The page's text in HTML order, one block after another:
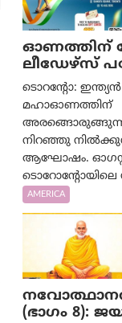
ഓണത്തിന്
ലീഡേഴ്സ്
ടൊറന്റോ:
മഹാഓണത്തിന്
നിറഞ്ഞു
ആഘോഷം.
AMERICA
(ഭാഗം 8):